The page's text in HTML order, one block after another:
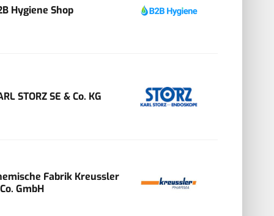
Hygiene Shop
STORZ SE & Co. KG
Fabrik Kreussler
GmbH